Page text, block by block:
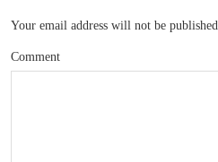
Your email address will not be published.
Comment